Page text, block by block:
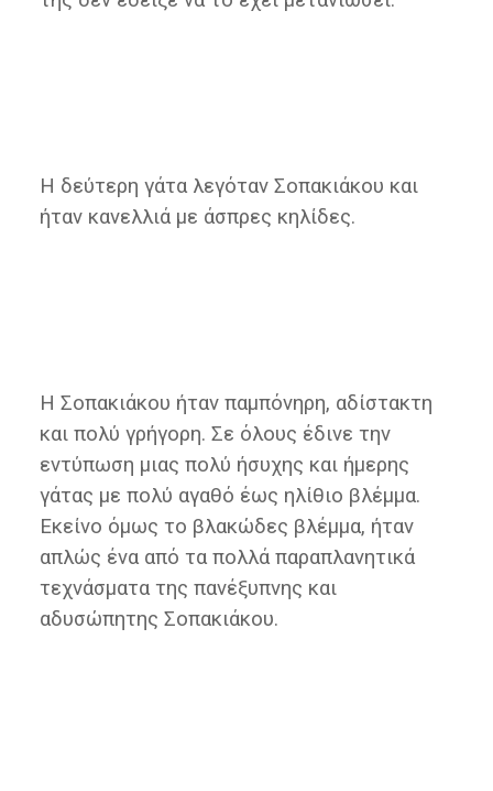
Η δεύτερη γάτα λεγόταν Σοπακιάκου και
ήταν κανελλιά με άσπρες κηλίδες.
Η Σοπακιάκου ήταν παμπόνηρη, αδίστακτη
και πολύ γρήγορη. Σε όλους έδινε την
εντύπωση μιας πολύ ήσυχης και ήμερης
γάτας με πολύ αγαθό έως ηλίθιο βλέμμα.
Εκείνο όμως το βλακώδες βλέμμα, ήταν
απλώς ένα από τα πολλά παραπλανητικά
τεχνάσματα της πανέξυπνης και
αδυσώπητης Σοπακιάκου.